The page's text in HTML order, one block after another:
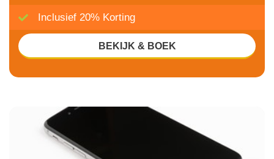
Inclusief 20% Korting
BEKIJK & BOEK